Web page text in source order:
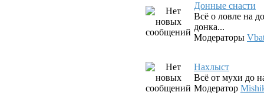
Донные снасти
Всё о ловле на
донка...
Модераторы
Нахлыст
Всё от мухи до
Модератор